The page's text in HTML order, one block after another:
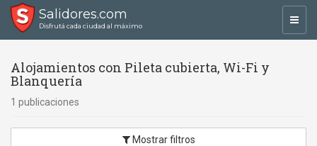
Salidores.com
Disfrutá cada ciudad al máximo
Alojamientos con Pileta cubierta, Wi-Fi y
Blanquería
1 publicaciones
Mostrar filtros